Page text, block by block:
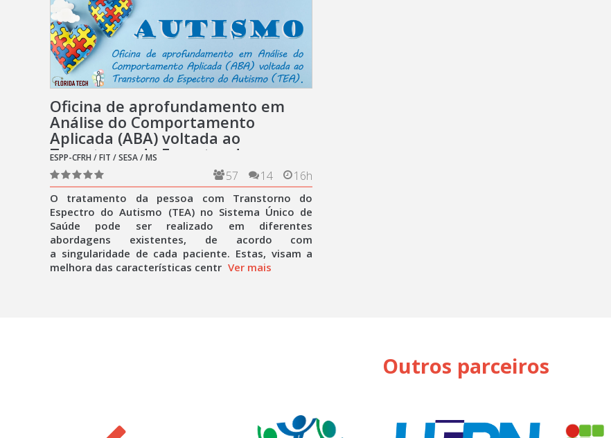
Oficina de aprofundamento em
Análise do Comportamento
Aplicada (ABA) voltada ao
Transtorno do Espectro do
Autismo (TEA).
ESPP-CFRH / FIT / SESA / MS
16h
14
57
O tratamento da pessoa com Transtorno do
Espectro do Autismo (TEA) no Sistema Único de
Saúde pode ser realizado em diferentes
abordagens existentes, de acordo com
a singularidade de cada paciente. Estas, visam a
melhora das características centr Ver mais
Outros parceiros